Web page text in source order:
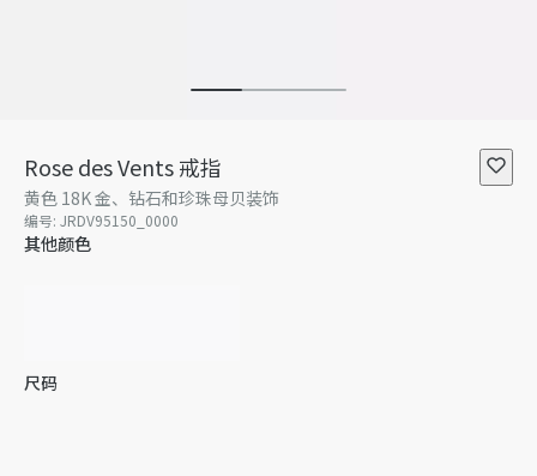
Rose des Vents 戒指
黄色 18K 金、钻石和珍珠母贝装饰
编号: JRDV95150_0000
其他颜色
尺码